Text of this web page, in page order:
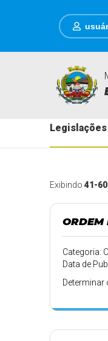
Legislações
Exibindo41-60
ORDEM
Categoria:
Data de
Determinar